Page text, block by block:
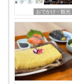
おでかけ・観光